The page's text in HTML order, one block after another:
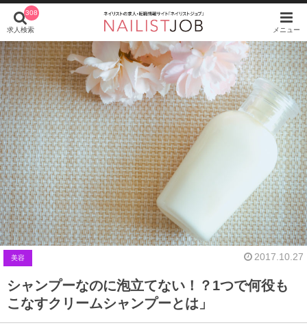
308
求人検索 メニュー
美容 2017.10.27
シャンプーなのに泡立てない！？1つで何役も
こなすクリームシャンプーとは」